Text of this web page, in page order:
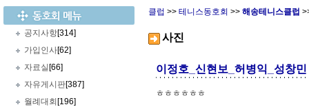
공지사항[314]
가입인사[62]
자료실 [66]
자유게시판[387]
월례대회 [196]
클럽 >> 테니스동호회 >> 해송테니스클럽
사진
이정호_신현보_허병익_성창민
ㅎㅎㅎㅎㅎㅎ